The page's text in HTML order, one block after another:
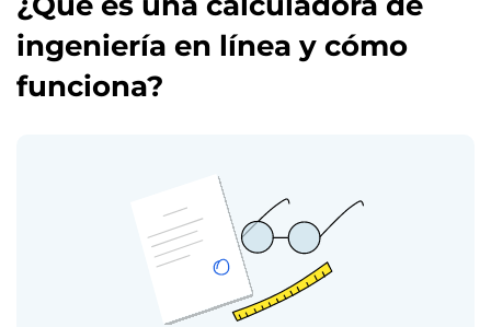
ingeniería en línea y cómo
funciona?